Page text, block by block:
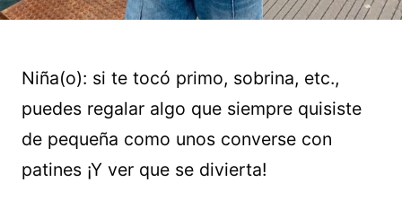
Niña(o): si te tocó primo, sobrina, etc.,
puedes regalar algo que siempre quisiste
de pequeña como unos converse con
patines ¡Y ver que se divierta!